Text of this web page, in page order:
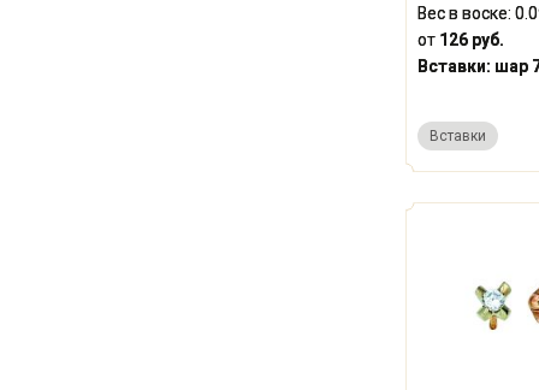
Вес в воске:
от 126 руб.
Вставки: шар
Вставки